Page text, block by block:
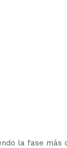
la fase